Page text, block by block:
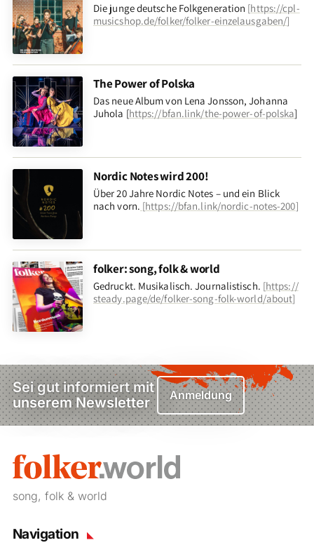
Die junge deutsche Folkgeneration [https://cpl-
musicshop.de/folker/folker-einzelausgaben/]
The Power of Polska
Das neue Album von Lena Jonsson, Johanna
Juhola [https://bfan.link/the-power-of-polska]
Nordic Notes wird 200!
Über 20 Jahre Nordic Notes – und ein Blick
nach vorn. [https://bfan.link/nordic-notes-200]
folker: song, folk & world
Gedruckt. Musikalisch. Journalistisch. [https://
steady.page/de/folker-song-folk-world/about]
Sei gut informiert mit
unserem Newsletter
Anmeldung
song, folk & world
Navigation